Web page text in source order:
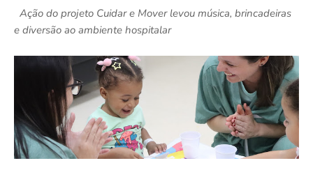
Ação do projeto Cuidar e Mover levou música, brincadeiras
e diversão ao ambiente hospitalar